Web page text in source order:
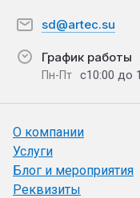
sd@artec.su
График работы
Пн-Пт с10:00 до
О компании
Услуги
Блог и мероприятия
Реквизиты